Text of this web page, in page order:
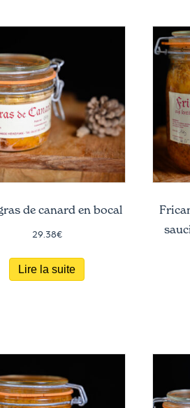
de canard en bocal
29.38€
Lire la suite